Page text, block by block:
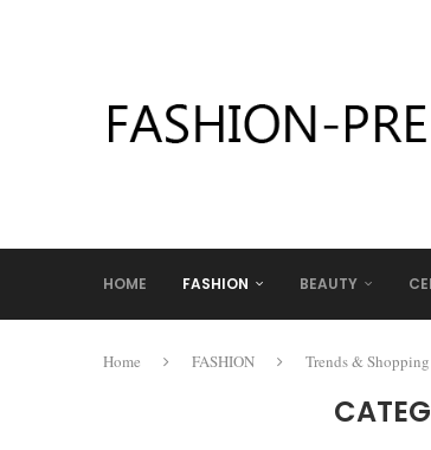
HOME FASHION BEAUTY
Home FASHION Trends & Shopping